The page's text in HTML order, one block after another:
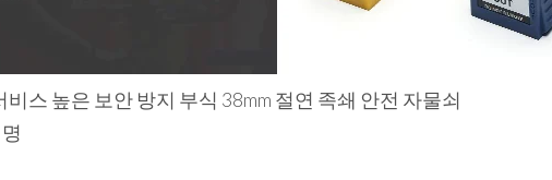
비스 높은 보안 방지 부식 38mm 절연 족쇄 안전 자물쇠